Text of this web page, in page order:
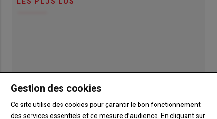
Gestion des cookies
Ce site utilise des cookies pour garantir le bon fonctionnement
des services essentiels et de mesure d’audience. En cliquant sur